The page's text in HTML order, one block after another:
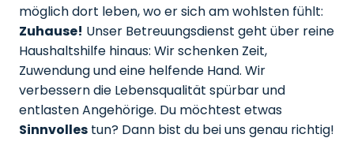
möglich dort leben, wo er sich am wohlsten fühlt:
Zuhause! Unser Betreuungsdienst geht über reine
Haushaltshilfe hinaus: Wir schenken Zeit,
Zuwendung und eine helfende Hand. Wir
verbessern die Lebensqualität spürbar und
entlasten Angehörige. Du möchtest etwas
Sinnvolles tun? Dann bist du bei uns genau richtig!